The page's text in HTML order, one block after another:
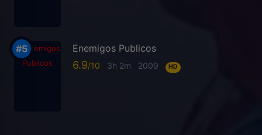
Enemigos Publicos
6.9 3h 2m 2009 HD